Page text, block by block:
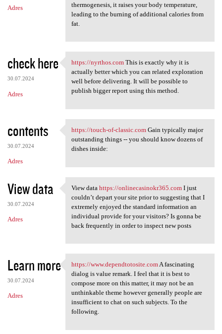
Adres
thermogenesis, it raises your body temperature,
leading to the burning of additional calories from
fat.
check here
30.07.2024
Adres
https://nyrthos.com This is
https://nyrthos.comThis is exactly why it is
actually better which you can related exploration
well before delivering. It will be possible to
publish bigger report using this method.
contents
30.07.2024
Adres
https://touch-of-classic.com
https://touch-of-classic.comGain typically major
outstanding things -- you should know dozens of
dishes inside:
View data
30.07.2024
Adres
View data https:/
View data https://onlinecasinokr365.comI just
couldn’t depart your site prior to suggesting that I
extremely enjoyed the standard information an
individual provide for your visitors? Is gonna be
back frequently in order to inspect new posts
Learn more
30.07.2024
Adres
https://www.dependtotosite
https://www.dependtotosite.comA fascinating
dialog is value remark. I feel that it is best to
compose more on this matter, it may not be an
unthinkable theme however generally people are
insufficient to chat on such subjects. To the
following.